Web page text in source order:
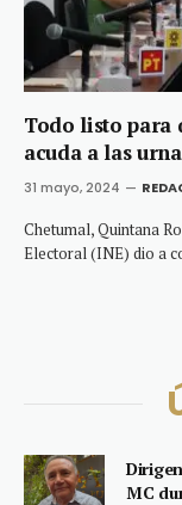
Todo listo para
acuda a las
31 mayo, 2024
Chetumal, Quintana
Electoral (INE) dio a
MC